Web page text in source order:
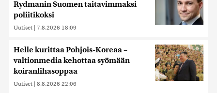
Rydmanin Suomen taitavimmaksi
poliitikoksi
Uutiset | 7.8.2026 18:09
Helle kurittaa Pohjois-Koreaa –
valtionmedia kehottaa syömään
koiranlihasoppaa
Uutiset | 8.8.2026 22:06